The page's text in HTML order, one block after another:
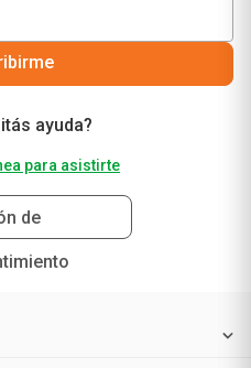
ayuda?
para asistirte
de